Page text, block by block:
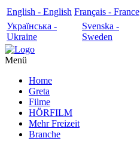
English - English Français - France
Українська -
Ukraine
Svenska -
Sweden
Menü
Home
Greta
Filme
HÖRFILM
Mehr Freizeit
Branche